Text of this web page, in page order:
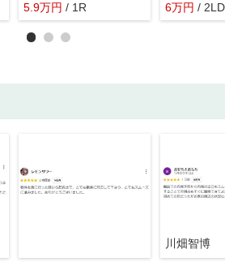
5.9万円 / 1R
6万円 /
川畑智博